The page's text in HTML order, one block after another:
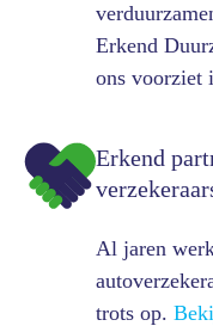
Erkend
ons voorziet
Erkend
Al jaren
trots op.